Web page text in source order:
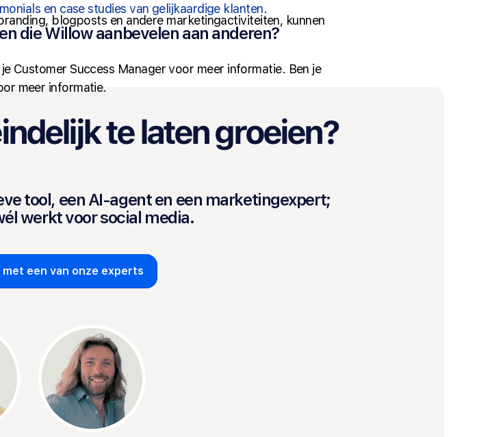
en case studies van gelijkaardige klanten.
blogposts en andere marketingactiviteiten, kunnen
die Willow aanbevelen aan anderen?
Customer Success Manager voor meer informatie. Ben je
meer informatie.
te laten groeien?
tool, een AI-agent en een marketingexpert;
werkt voor social media.
met een van onze experts